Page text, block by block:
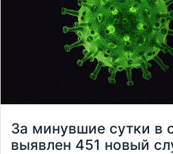
За минувшие сутки в
выявлен 451 новый